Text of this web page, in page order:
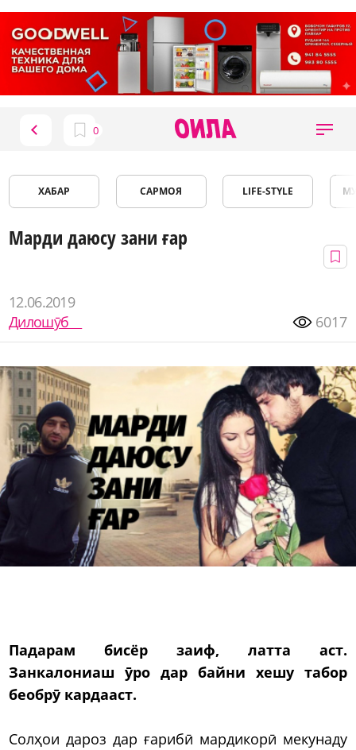
ХАБАР САРМОЯ LIFE-STYLE
Марди даюсу зани ғар
12.06.2019
Дилошӯб
6017
Падарам бисёр заиф, латта аст.
Занкалониаш ӯро дар байни хешу табор
беобрӯ кардааст.
Солҳои дароз дар ғарибӣ мардикорӣ мекунаду